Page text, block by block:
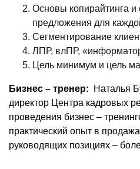
Основы копирайтинга и
предложения для
Сегментирование
ЛПР, влПР,
Цель минимум и цель
Бизнес – тренер: Наталья
директор Центра кадровых
проведения бизнес –
практический опыт в
руководящих позициях –